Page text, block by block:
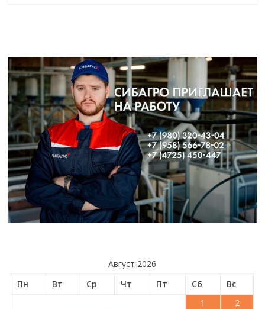
Август 2026
Пн
Вт Ср Чт Пт Сб
Вс
1
2